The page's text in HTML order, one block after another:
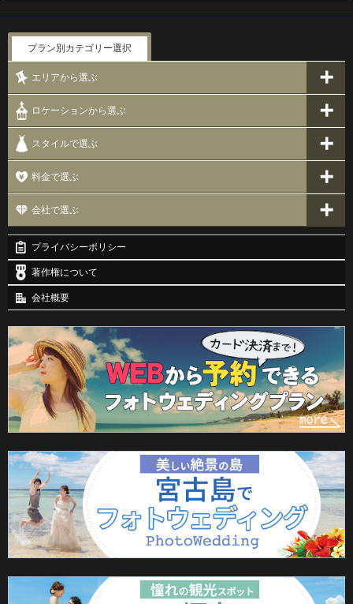
プラン別カテゴリー選択
エリアから選ぶ
ロケーションから選ぶ
スタイルで選ぶ
料金で選ぶ
会社で選ぶ
プライバシーポリシー
著作権について
会社概要